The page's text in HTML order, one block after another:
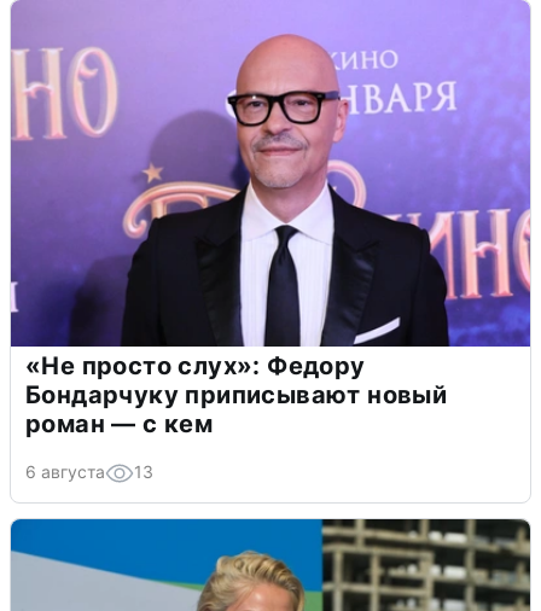
«Не просто слух»: Федору
Бондарчуку приписывают новый
роман — с кем
6 августа 13